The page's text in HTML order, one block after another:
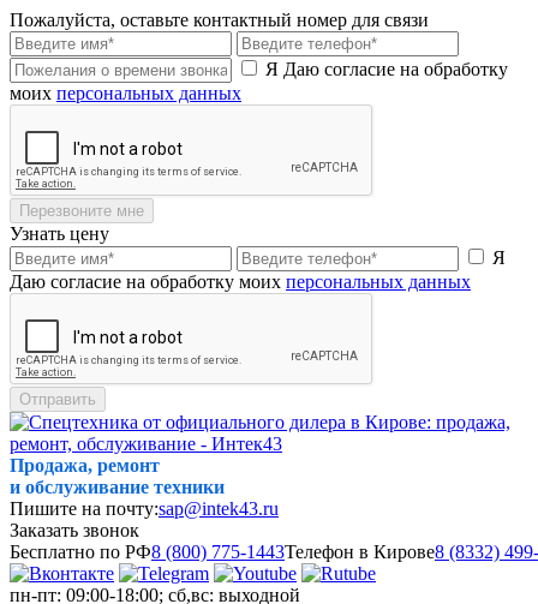
Пожалуйста, оставьте контактный номер для связи
Я Даю согласие на обработку
моих персональных данных
Перезвоните мне
Узнать цену
Я
Даю согласие на обработку моих персональных данных
Отправить
Продажа, ремонт
и обслуживание техники
Пишите на почту:sap@intek43.ru
Заказать звонок
Бесплатно по РФ8 (800) 775-1443Телефон в Кирове8 (8332)
пн-пт: 09:00-18:00; сб,вс: выходной